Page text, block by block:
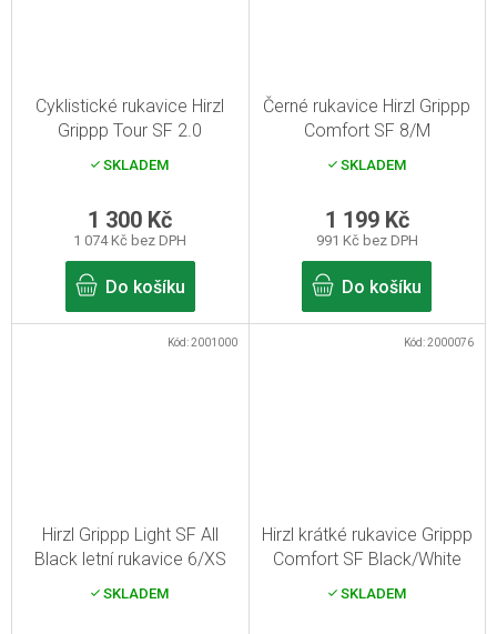
Cyklistické rukavice Hirzl
Grippp Tour SF 2.0
SKLADEM
1 074 Kč bez DPH
1 300 Kč
Do košíku
Černé rukavice Hirzl Grippp
Comfort SF 8/M
SKLADEM
991 Kč bez DPH
1 199 Kč
Do košíku
Hirzl Grippp Light SF All
Black letní rukavice 6/XS
SKLADEM
Kód:2001000
Hirzl krátké rukavice Grippp
Comfort SF Black/White
8/M
SKLADEM
Kód:2000076